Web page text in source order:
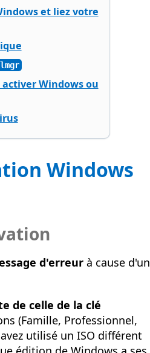
et liez votre
Windows ou
Windows
d'erreur à cause d'un
de celle de la clé
(Famille, Professionnel,
utilisé un ISO différent